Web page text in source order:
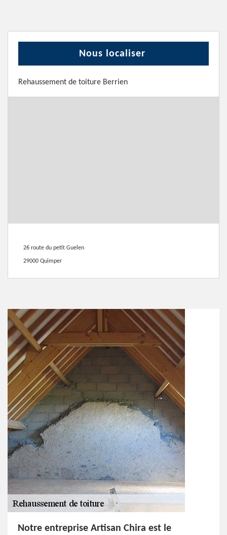
Nous localiser
Rehaussement de toiture Berrien
26 route du petit Guelen
29000 Quimper
Notre entreprise Artisan Chira est le